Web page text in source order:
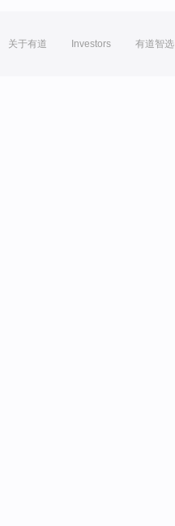
关于有道 Investors 有道智选